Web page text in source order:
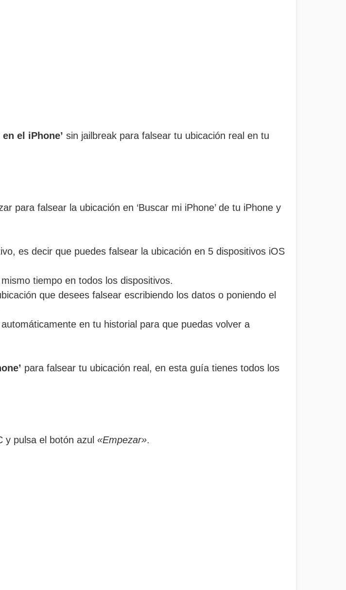
en el iPhone’ sin jailbreak para falsear tu ubicación real en tu
para falsear la ubicación en ‘Buscar mi iPhone’ de tu iPhone y
es decir que puedes falsear la ubicación en 5 dispositivos iOS
tiempo en todos los dispositivos.
que desees falsear escribiendo los datos o poniendo el
en tu historial para que puedas volver a
para falsear tu ubicación real, en esta guía tienes todos los
y pulsa el botón azul «Empezar».